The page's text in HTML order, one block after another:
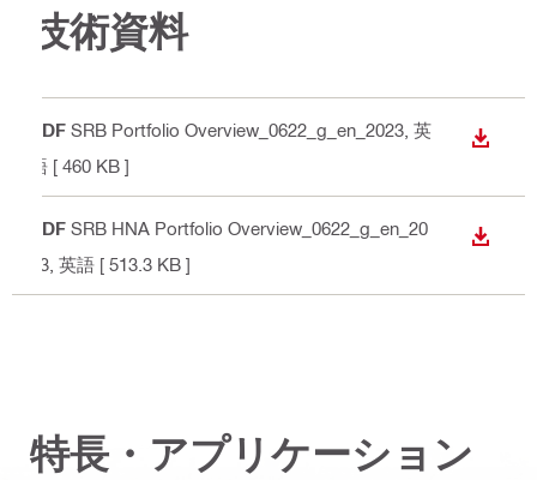
技術資料
PDF SRB Portfolio Overview_0622_g_en_2023 , 英
語 [ 460 KB ]
ダウン
PDF SRB HNA Portfolio Overview_0622_g_en_20
23 , 英語 [ 513.3 KB ]
ダウン
特長・アプリケーション